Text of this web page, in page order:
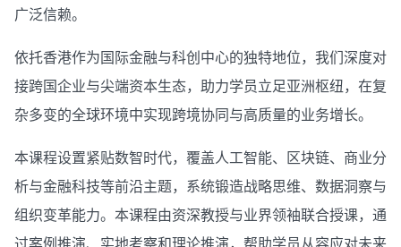
广泛信赖。
依托香港作为国际金融与科创中心的独特地位，我们深度对
接跨国企业与尖端资本生态，助力学员立足亚洲枢纽，在复
杂多变的全球环境中实现跨境协同与高质量的业务增长。
本课程设置紧贴数智时代，覆盖人工智能、区块链、商业分
析与金融科技等前沿主题，系统锻造战略思维、数据洞察与
组织变革能力。本课程由资深教授与业界领袖联合授课，通